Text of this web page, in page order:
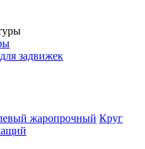
задвижек
жаропрочный Круг